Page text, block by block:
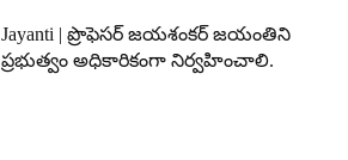
Jayanti | ప్రొఫెసర్ జయశంకర్ జయంతిని
ప్రభుత్వం అధికారికంగా నిర్వహించాలి.